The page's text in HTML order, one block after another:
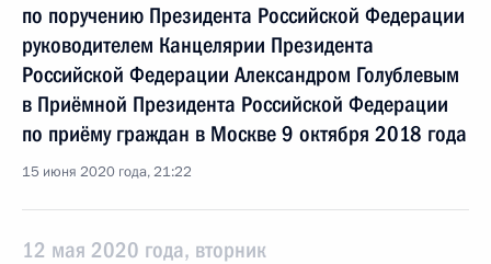
по поручению Президента Российской Федерации
руководителем Канцелярии Президента
Российской Федерации Александром Голублевым
в Приёмной Президента Российской Федерации
по приёму граждан в Москве 9 октября 2018 года
15 июня 2020 года, 21:22
12 мая 2020 года, вторник